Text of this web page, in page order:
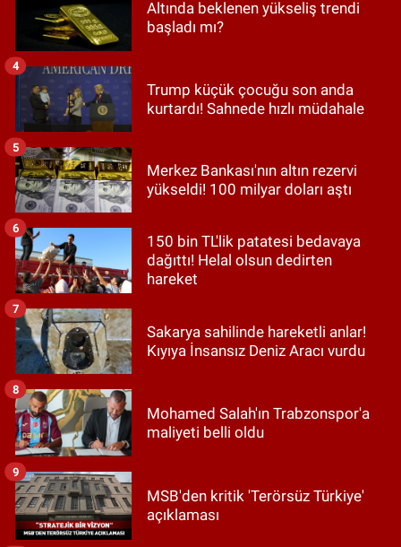
Altında beklenen yükseliş trendi
başladı mı?
Trump küçük çocuğu son anda
kurtardı! Sahnede hızlı müdahale
4
Merkez Bankası'nın altın rezervi
yükseldi! 100 milyar doları aştı
5
150 bin TL'lik patatesi bedavaya
dağıttı! Helal olsun dedirten
hareket
6
Sakarya sahilinde hareketli anlar!
Kıyıya İnsansız Deniz Aracı vurdu
7
Mohamed Salah'ın Trabzonspor'a
maliyeti belli oldu
8
MSB'den kritik 'Terörsüz Türkiye'
açıklaması
9